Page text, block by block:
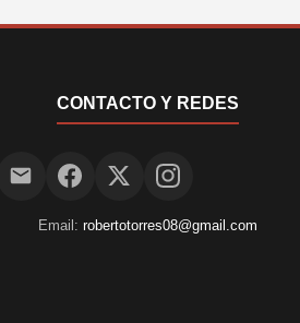
CONTACTO Y REDES
Email: robertotorres08@gmail.com